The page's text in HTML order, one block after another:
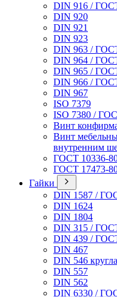
DIN 916 /
DIN 920
DIN 921
DIN 923
DIN 963 /
DIN 964 /
DIN 965 /
DIN 966 /
DIN 967
ISO 7379
ISO 7380 /
Винт
Винт
внутренним
ГОСТ 10336-
ГОСТ 17473-
Гайки
DIN 1587 /
DIN 1624
DIN 1804
DIN 315 /
DIN 439 /
DIN 467
DIN 546
DIN 557
DIN 562
DIN 6330 /